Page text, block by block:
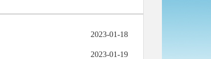
2023-01-18
2023-01-19